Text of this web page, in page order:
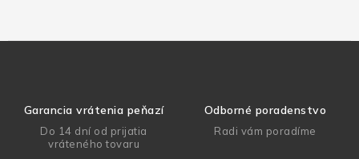
Garancia vrátenia peňazí
Do 14 dní od prijatia
vráteného tovaru
Odborné poradenstvo
Radi vám poradíme